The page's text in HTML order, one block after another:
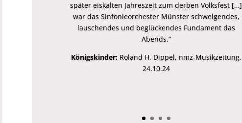
später eiskalten Jahreszeit zum derben Volksfest […]
war das Sinfonieorchester Münster schwelgendes,
lauschendes und beglückendes Fundament das
Abends.“
Königskinder:Roland H. Dippel, nmz-Musikzeitung,
24.10.24